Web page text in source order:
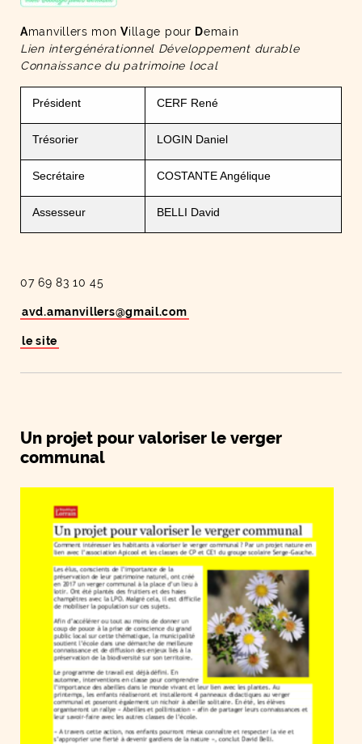
Amanvillers monVillage pour Demain
Lien intergénérationnel Développement durable
Connaissance du patrimoine local
Président CERF René
Trésorier LOGIN Daniel
Secrétaire COSTANTE Angélique
Assesseur BELLI David
07 69 83 10 45
avd.amanvillers@gmail.com
le site
Un projet pour valoriser le verger
communal